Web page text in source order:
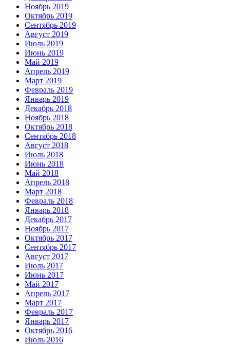
Ноябрь 2019
Октябрь 2019
Сентябрь 2019
Август 2019
Июль 2019
Июнь 2019
Май 2019
Апрель 2019
Март 2019
Февраль 2019
Январь 2019
Декабрь 2018
Ноябрь 2018
Октябрь 2018
Сентябрь 2018
Август 2018
Июль 2018
Июнь 2018
Май 2018
Апрель 2018
Март 2018
Февраль 2018
Январь 2018
Декабрь 2017
Ноябрь 2017
Октябрь 2017
Сентябрь 2017
Август 2017
Июль 2017
Июнь 2017
Май 2017
Апрель 2017
Март 2017
Февраль 2017
Январь 2017
Октябрь 2016
Июль 2016